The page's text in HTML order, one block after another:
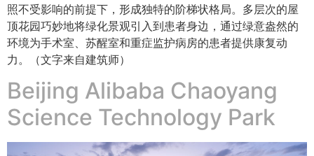
照不受影响的前提下，形成独特的阶梯状格局。多层次的屋
顶花园巧妙地将绿化景观引入到患者身边，通过绿意盎然的
环境为手术室、苏醒室和重症监护病房的患者提供康复动
力。（文字来自建筑师）
Beijing Alibaba Chaoyang
Science Technology Park